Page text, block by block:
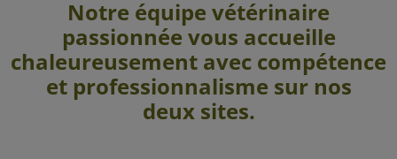
Notre équipe vétérinaire
passionnée vous accueille
chaleureusement avec compétence
et professionnalisme sur nos
deux sites.